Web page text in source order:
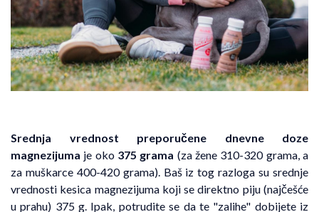
Srednja vrednost preporučene dnevne doze
magnezijuma je oko 375 grama (za žene 310-320 grama, a
za muškarce 400-420 grama). Baš iz tog razloga su srednje
vrednosti kesica magnezijuma koji se direktno piju (najčešće
u prahu) 375 g. Ipak, potrudite se da te "zalihe" dobijete iz